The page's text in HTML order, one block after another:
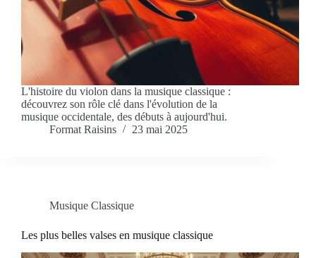
L'histoire du violon dans la musique classique :
découvrez son rôle clé dans l'évolution de la
musique occidentale, des débuts à aujourd'hui.
Format Raisins
23 mai 2025
Musique Classique
Les plus belles valses en musique classique